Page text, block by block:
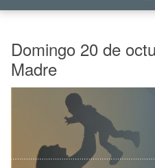
Domingo 20 de
Madre